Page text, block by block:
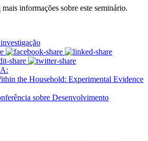
mais informações sobre este seminário.
the Household: Experimental Evidence
sobre Desenvolvimento